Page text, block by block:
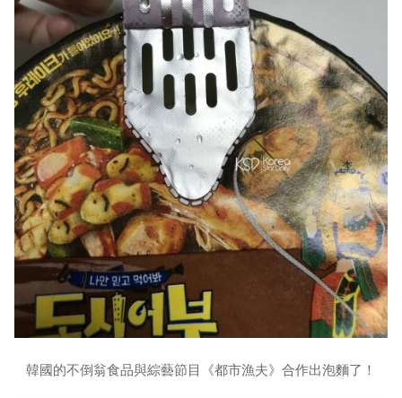
韓國的不倒翁食品與綜藝節目《都市漁夫》合作出泡麵了！